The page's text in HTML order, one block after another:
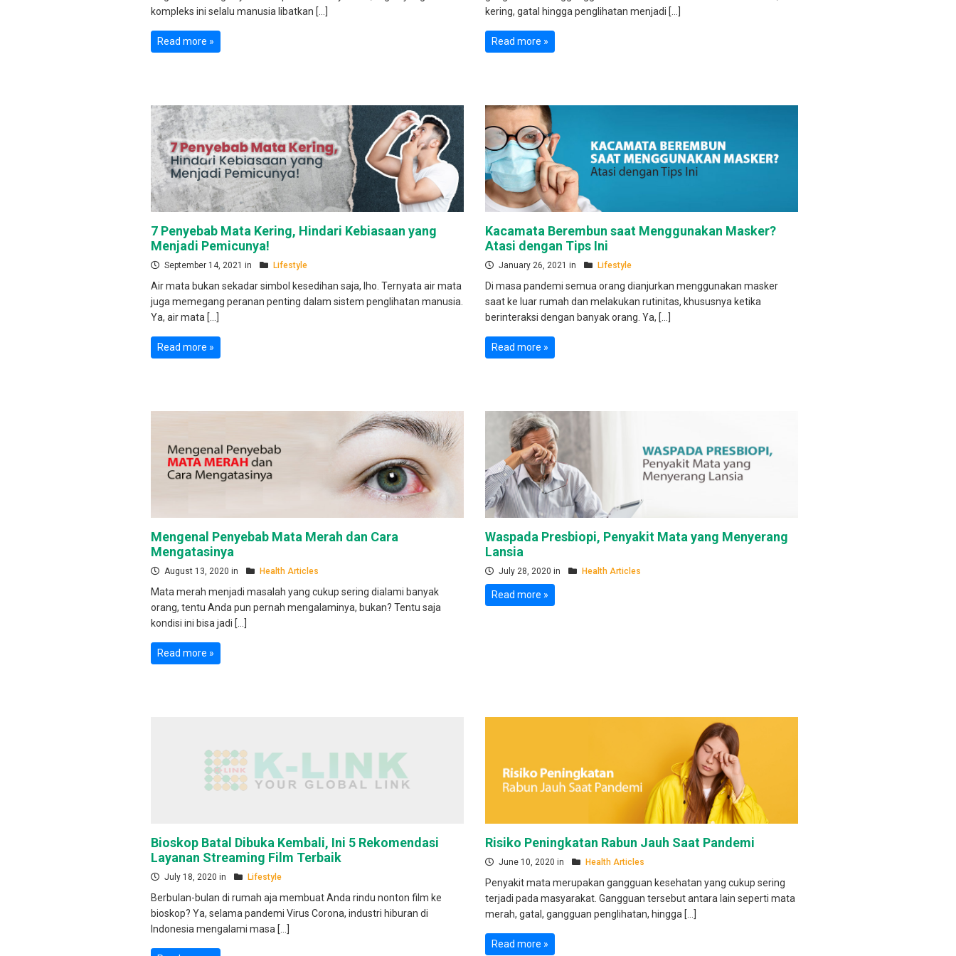
kompleks ini selalu manusia libatkan […]
Read more »
kering, gatal hingga penglihatan menjadi […]
Read more »
7 Penyebab Mata Kering, Hindari Kebiasaan yang
Menjadi Pemicunya!
September 14, 2021 in Lifestyle
Air mata bukan sekadar simbol kesedihan saja, lho. Ternyata air mata
juga memegang peranan penting dalam sistem penglihatan manusia.
Ya, air mata […]
Read more »
Kacamata Berembun saat Menggunakan Masker?
Atasi dengan Tips Ini
January 26, 2021 in Lifestyle
Di masa pandemi semua orang dianjurkan menggunakan masker
saat ke luar rumah dan melakukan rutinitas, khususnya ketika
berinteraksi dengan banyak orang. Ya, […]
Read more »
Mengenal Penyebab Mata Merah dan Cara
Mengatasinya
August 13, 2020 in Health Articles
Mata merah menjadi masalah yang cukup sering dialami banyak
orang, tentu Anda pun pernah mengalaminya, bukan? Tentu saja
kondisi ini bisa jadi […]
Read more »
Waspada Presbiopi, Penyakit Mata yang Menyerang
Lansia
July 28, 2020 in Health Articles
Read more »
Bioskop Batal Dibuka Kembali, Ini 5 Rekomendasi
Layanan Streaming Film Terbaik
July 18, 2020 in Lifestyle
Berbulan-bulan di rumah aja membuat Anda rindu nonton film ke
bioskop? Ya, selama pandemi Virus Corona, industri hiburan di
Indonesia mengalami masa […]
Risiko Peningkatan Rabun Jauh Saat Pandemi
June 10, 2020 in Health Articles
Penyakit mata merupakan gangguan kesehatan yang cukup sering
terjadi pada masyarakat. Gangguan tersebut antara lain seperti mata
merah, gatal, gangguan penglihatan, hingga […]
Read more »